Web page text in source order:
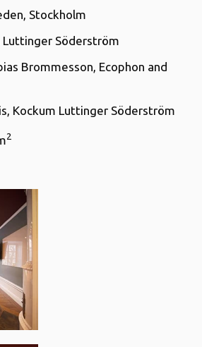
Stockholm
Luttinger Söderström
Brommesson, Ecophon and
Kockum Luttinger Söderström
2